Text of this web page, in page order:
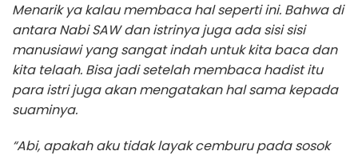
Menarik ya kalau membaca hal seperti ini. Bahwa di
antara Nabi SAW dan istrinya juga ada sisi sisi
manusiawi yang sangat indah untuk kita baca dan
kita telaah. Bisa jadi setelah membaca hadist itu
para istri juga akan mengatakan hal sama kepada
suaminya.
“Abi, apakah aku tidak layak cemburu pada sosok